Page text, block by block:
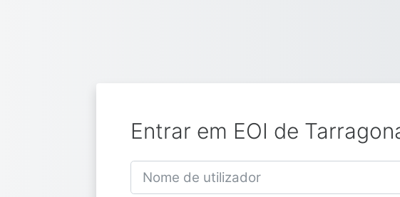
Entrar em EOI de
Nome de utilizador